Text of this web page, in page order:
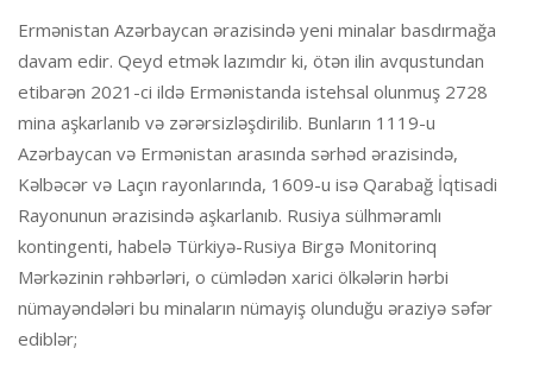
Ermənistan Azərbaycan ərazisində yeni minalar basdırmağa
davam edir. Qeyd etmək lazımdır ki, ötən ilin avqustundan
etibarən 2021-ci ildə Ermənistanda istehsal olunmuş 2728
mina aşkarlanıb və zərərsizləşdirilib. Bunların 1119-u
Azərbaycan və Ermənistan arasında sərhəd ərazisində,
Kəlbəcər və Laçın rayonlarında, 1609-u isə Qarabağ İqtisadi
Rayonunun ərazisində aşkarlanıb. Rusiya sülhməramlı
kontingenti, habelə Türkiyə-Rusiya Birgə Monitorinq
Mərkəzinin rəhbərləri, o cümlədən xarici ölkələrin hərbi
nümayəndələri bu minaların nümayiş olunduğu əraziyə səfər
ediblər;